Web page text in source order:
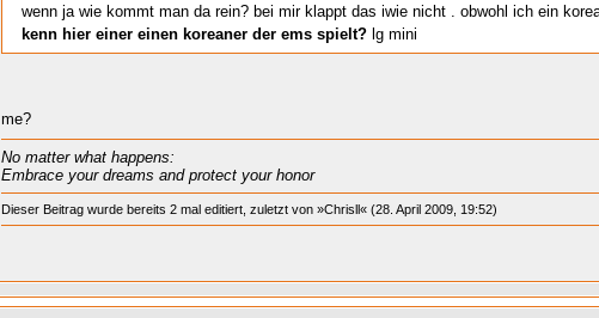
wenn ja wie kommt man da rein? bei mir klappt das iwie nicht . obwohl ich ein
kenn hier einer einen koreaner der ems spielt? lg mini
me?
No matter what happens:
Embrace your dreams and protect your honor
Dieser Beitrag wurde bereits 2 mal editiert, zuletzt von »Chrisll« (28. April 2009, 19:52)